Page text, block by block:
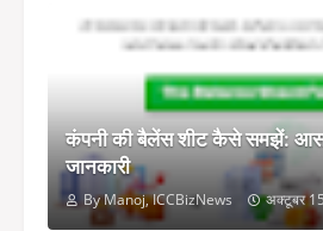
कंपनी की बैलेंस शीट कैसे समझें:
जानकारी
By Manoj, ICCBizNews अक्टूबर